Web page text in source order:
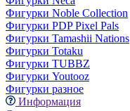
Фигурки Noble Collection
Фигурки PDP Pixel Pals
Фигурки Tamashii Nations
Фигурки Totaku
Фигурки TUBBZ
Фигурки Youtooz
Фигурки разное
Информация